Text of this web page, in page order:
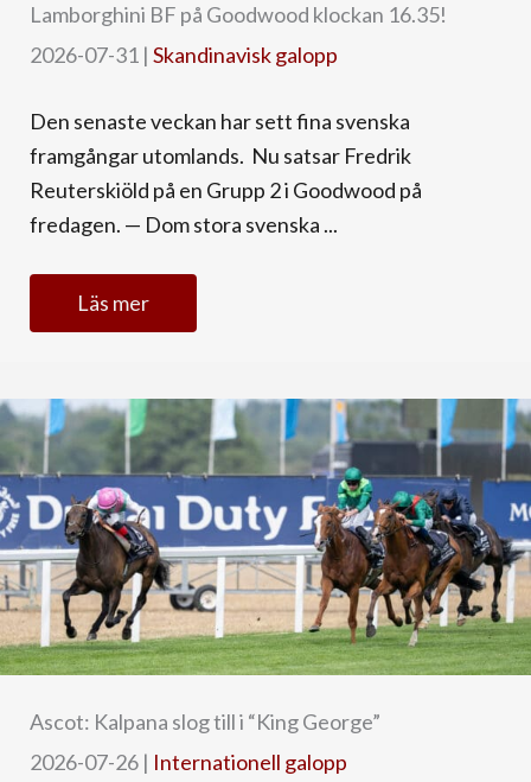
Lamborghini BF på Goodwood klockan 16.35!
2026-07-31 | Skandinavisk galopp
Den senaste veckan har sett fina svenska
framgångar utomlands. Nu satsar Fredrik
Reuterskiöld på en Grupp 2 i Goodwood på
fredagen. — Dom stora svenska ...
Läs mer
Ascot: Kalpana slog till i “King George”
2026-07-26 | Internationell galopp